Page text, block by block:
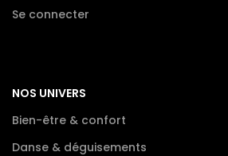
Se connecter
NOS UNIVERS
Bien-être & confort
Danse & déguisements